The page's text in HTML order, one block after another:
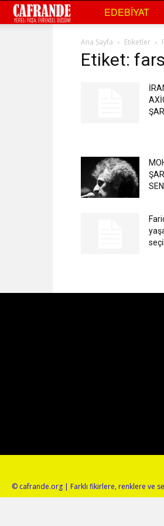
Cafrande
Sanat
EDEBIYAT
Ana Sayfa Etiketler
Etiket:
© cafrande.org | Farklı fikirlere, renklere ve